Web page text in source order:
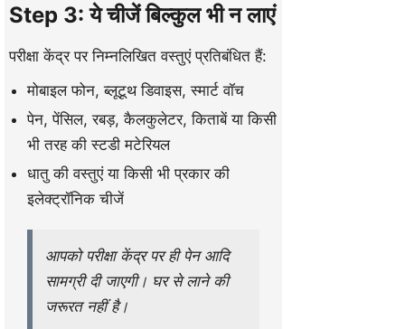
Step 3: ये चीजें बिल्कुल भी न लाएं
परीक्षा केंद्र पर निम्नलिखित वस्तुएं प्रतिबंधित हैं:
मोबाइल फोन, ब्लूटूथ डिवाइस, स्मार्ट वॉच
पेन, पेंसिल, रबड़, कैलकुलेटर, किताबें या किसी
भी तरह की स्टडी मटेरियल
धातु की वस्तुएं या किसी भी प्रकार की
इलेक्ट्रॉनिक चीजें
आपको परीक्षा केंद्र पर ही पेन आदि
सामग्री दी जाएगी। घर से लाने की
जरूरत नहीं है।